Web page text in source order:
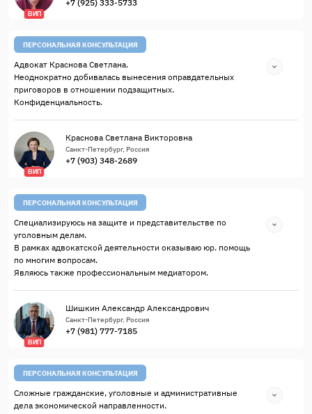
ВИП
+7 (925) 333-5733
ПЕРСОНАЛЬНАЯ КОНСУЛЬТАЦИЯ
Адвокат Краснова Светлана.
Неоднократно добивалась вынесения оправдательных
приговоров в отношении подзащитных.
Конфиденциальность.
ВИП
Краснова Светлана Викторовна
Санкт-Петербург, Россия
+7 (903) 348-2689
ПЕРСОНАЛЬНАЯ КОНСУЛЬТАЦИЯ
Специализируюсь на защите и представительстве по
уголовным делам.
В рамках адвокатской деятельности оказываю юр. помощь
по многим вопросам.
Являюсь также профессиональным медиатором.
ВИП
Шишкин Александр Александрович
Санкт-Петербург, Россия
+7 (981) 777-7185
ПЕРСОНАЛЬНАЯ КОНСУЛЬТАЦИЯ
Сложные гражданские, уголовные и административные
дела экономической направленности.